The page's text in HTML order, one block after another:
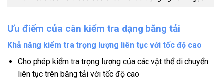
Ưu điểm của cân kiểm tra dạng băng tải
Khả năng kiểm tra trọng lượng liên tục với tốc độ cao
Cho phép kiểm tra trọng lượng của các vật thể di chuyển
liên tục trên băng tải với tốc độ cao